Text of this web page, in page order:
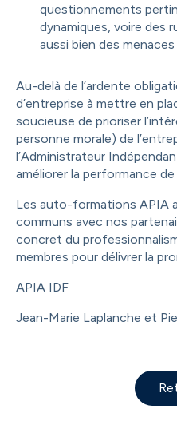
questionnements
dynamiques, voire des
aussi bien des
Au-delà de l’ardente
d’entreprise à mettre en
soucieuse de prioriser
personne morale) de
l’Administrateur
améliorer la performance de
Les auto-formations APIA
communs avec nos
concret du
membres pour délivrer la
APIA IDF
Jean-Marie Laplanche et